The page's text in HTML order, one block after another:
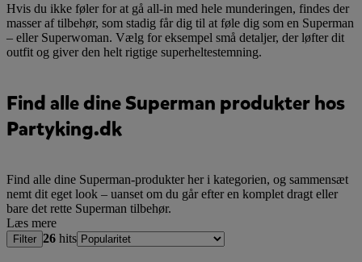
Hvis du ikke føler for at gå all-in med hele munderingen, findes der
masser af tilbehør, som stadig får dig til at føle dig som en Superman
– eller Superwoman. Vælg for eksempel små detaljer, der løfter dit
outfit og giver den helt rigtige superheltestemning.
Find alle dine Superman produkter hos
Partyking.dk
Find alle dine Superman-produkter her i kategorien, og sammensæt
nemt dit eget look – uanset om du går efter en komplet dragt eller
bare det rette Superman tilbehør.
Læs mere
Filter 26 hits